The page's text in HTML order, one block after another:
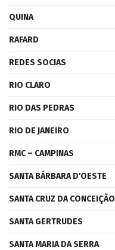
QUINA
RAFARD
REDES SOCIAS
RIO CLARO
RIO DAS PEDRAS
RIO DE JANEIRO
RMC – CAMPINAS
SANTA BÁRBARA D'OESTE
SANTA CRUZ DA CONCEIÇÃO
SANTA GERTRUDES
SANTA MARIA DA SERRA